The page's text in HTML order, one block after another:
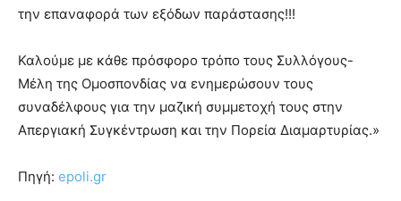
την επαναφορά των εξόδων παράστασης!!!
Καλούμε με κάθε πρόσφορο τρόπο τους Συλλόγους-
Μέλη της Ομοσπονδίας να ενημερώσουν τους
συναδέλφους για την μαζική συμμετοχή τους στην
Απεργιακή Συγκέντρωση και την Πορεία Διαμαρτυρίας.»
Πηγή: epoli.gr